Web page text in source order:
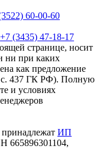
60-00-60
+7 (3435) 47-18-17
странице, носит
ни при каких
как предложение
с. 437 ГК РФ). Полную
и условиях
принадлежат ИП
665896301104,